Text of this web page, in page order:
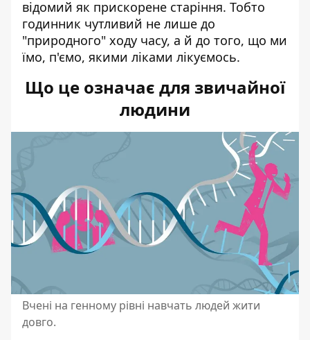
відомий як прискорене старіння. Тобто
годинник чутливий не лише до
"природного" ходу часу, а й до того, що ми
їмо, п'ємо, якими ліками лікуємось.
Що це означає для звичайної
людини
Вчені на генному рівні навчать людей жити
довго.